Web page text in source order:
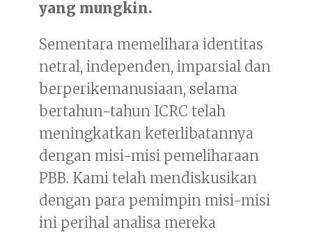
yang mungkin.
Sementara memelihara identitas
netral, independen, imparsial dan
berperikemanusiaan, selama
bertahun-tahun ICRC telah
meningkatkan keterlibatannya
dengan misi-misi pemeliharaan
PBB. Kami telah mendiskusikan
dengan para pemimpin misi-misi
ini perihal analisa mereka